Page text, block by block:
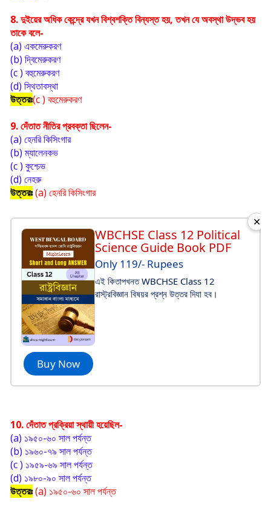
8. দুইয়ের অধিক কেন্দ্রে যখন বিশ্বশক্তি বিন্যস্ত হয়, তখন যে অবস্থা উদ্ভব হয়
তাকে বলে-
(a) একমেরুকরণ
(b) দ্বিমেরুকরণ
(c ) বহুমেরুকরণ
(d) স্থিতাবস্থা
উত্তরঃ(c ) বহুমেরুকরণ
9. দেঁতাত নীতির প্রবক্তা ছিলেন-
(a) হেনরি কিসিংগার
(b) ম্যালেনকভ
(c ) কুশ্চেভ
(d) নেহরু
উত্তরঃ(a) হেনরি কিসিংগার
Buy Now
WBCHSE Class 12 Political
Science Guide Book PDF
Only 119/- Rupees
এই কিতাপখনত WBCHSE Class 12
রাস্ট্রবিজ্ঞান বিষয়র প্রশ্ন উত্তর দিযা হব।
✕
10. দেঁতাত প্রক্রিয়া স্থায়ী হয়েছিল-
(a) ১৯৫০-৬০ সাল পর্যন্ত
(b) ১৯৬০-৭৯ সাল পর্যন্ত
(c ) ১৯৫৯-৬৯ সাল পর্যন্ত
(d) ১৯৮০-৯০ সাল পর্যন্ত
উত্তরঃ(a) ১৯৫০-৬০ সাল পর্যন্ত